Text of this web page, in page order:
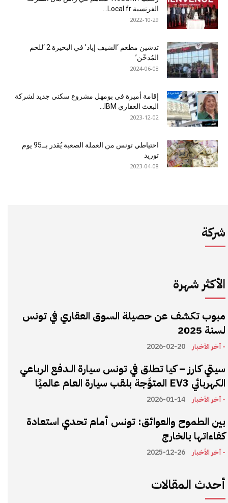
الفرنسية Local.fr...
2022-10-29
تدشين مطعم ‘الشيف إياد’ في البحيرة 2 ‘للحم
المُدخّن’
2024-06-08
إقامة أميرة في بومهل مشروع سكني جديد لشركة
البعث العقاري IBM...
2023-12-02
احتياطي تونس من العملة الصعبة يُقدر بــ95 يوم
توريد
2023-04-08
شركة
الأكثر شهرة
مبوب تكشف عن حصيلة السوق العقاري في تونس
لسنة 2025
- آخر الأخبار 2026-02-20
سيتي كارز – كيا تطلق في تونس سيارة الـدفع الرباعي
الكهربائي EV3 المتوَّجة بلقب سيارة العام عالميًا
- آخر الأخبار 2026-01-14
بين الطموح والعوائق: تونس أمام تحدي استعادة
كفاءاتها بالخارج
- آخر الأخبار 2025-12-26
أحدث المقالات